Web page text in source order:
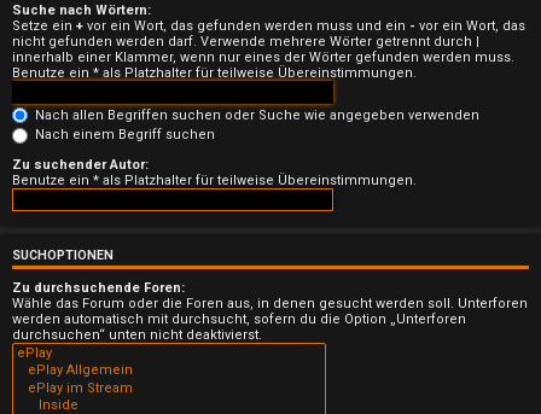
U
n
b
e
a
n
t
w
o
Suche nach Wörtern:
Setze ein + vor ein Wort, das gefunden werden muss und ein - vor ein Wort, das
nicht gefunden werden darf. Verwende mehrere Wörter getrennt durch |
innerhalb einer Klammer, wenn nur eines der Wörter gefunden werden muss.
Benutze ein * als Platzhalter für teilweise Übereinstimmungen.
Nach allen Begriffen suchen oder Suche wie angegeben verwenden
Nach einem Begriff suchen
Zu suchender Autor:
Benutze ein * als Platzhalter für teilweise Übereinstimmungen.
SUCHOPTIONEN
Zu durchsuchende Foren:
Wähle das Forum oder die Foren aus, in denen gesucht werden soll. Unterforen
werden automatisch mit durchsucht, sofern du die Option „Unterforen
durchsuchen“ unten nicht deaktivierst.